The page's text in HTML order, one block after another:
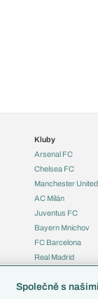
Kluby
Arsenal FC
Chelsea FC
Manchester United
AC Milán
Juventus FC
Bayern Mnichov
FC Barcelona
Real Madrid
Společně s